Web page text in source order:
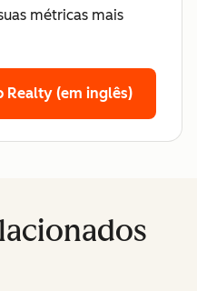
métricas mais
Realty (em inglês)